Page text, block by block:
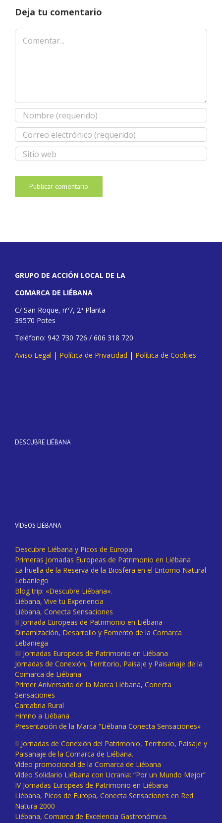
Deja tu comentario
Comentar
GRUPO DE ACCIÓN LOCAL DE LA
COMARCA DE LIÉBANA
C/ San Roque, nº7, 2ª Planta
39570 Potes
Teléfono: 942 730 726 / 606 318 720
Aviso Legal | Política de Privacidad | Política de Cookies
DESCUBRE LIÉBANA
VÍDEOS LIÉBANA
Descubre Liébana y Picos de Europa
Primeras Jornadas Europeas de Patrimonio en Liébana
La huella de la Reserva de la Biosfera en el Entorno Natural
Lebaniego
Blog trip: «Descubre Liébana».
Liébana, Vive tu Experiencia
Liébana, Conecta Sensaciones
II Jornada Europeas de Patrimonio en Liébana
Dinamización, Desarrollo y Fomento de la Comarca
Lebaniega
III Jornadas Europeas de Patrimonio en Liébana
Jornadas de Conexión, Territorio, Paisaje y Paisanaje de la
Comarca de Liébana
Primer Aniversario de la Marca Liébana, Conecta
Sensaciones
Cantabria Rural
Himno a Liébana
Presentación de la Marca “Liébana Conecta Sensaciones»
II Jornadas de Conexión del Patrimonio, Territorio, Paisaje y
Paisanaje de la Comarca de Liébana.
Vídeo promocional de la Comarca de Liébana
Vídeo Solidario Liébana con Ucrania: “Por un Mundo Mejor”
IV Jornadas Europeas de Patrimonio en Liébana
Liébana, Picos de Europa, Conecta Sensaciones en Red
Natura 2000
Liébana, Comarca de Excelencia Gastronómica.